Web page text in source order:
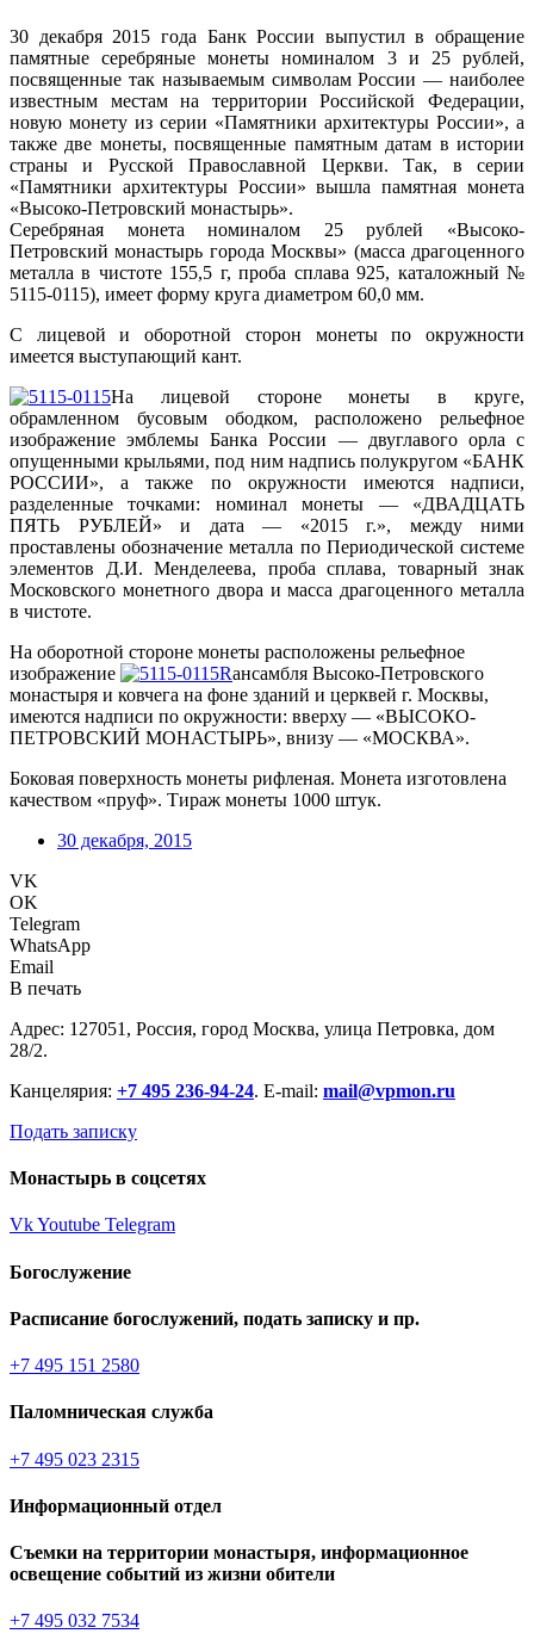
30 декабря 2015 года Банк России выпустил в обращение
памятные серебряные монеты номиналом 3 и 25 рублей,
посвященные так называемым символам России — наиболее
известным местам на территории Российской Федерации,
новую монету из серии «Памятники архитектуры России», а
также две монеты, посвященные памятным датам в истории
страны и Русской Православной Церкви. Так, в серии
«Памятники архитектуры России» вышла памятная монета
«Высоко-Петровский монастырь».
Серебряная монета номиналом 25 рублей «Высоко-
Петровский монастырь города Москвы» (масса драгоценного
металла в чистоте 155,5 г, проба сплава 925, каталожный №
5115-0115), имеет форму круга диаметром 60,0 мм.
С лицевой и оборотной сторон монеты по окружности
имеется выступающий кант.
На лицевой стороне монеты в круге,
обрамленном бусовым ободком, расположено рельефное
изображение эмблемы Банка России — двуглавого орла с
опущенными крыльями, под ним надпись полукругом «БАНК
РОССИИ», а также по окружности имеются надписи,
разделенные точками: номинал монеты — «ДВАДЦАТЬ
ПЯТЬ РУБЛЕЙ» и дата — «2015 г.», между ними
проставлены обозначение металла по Периодической системе
элементов Д.И. Менделеева, проба сплава, товарный знак
Московского монетного двора и масса драгоценного металла
в чистоте.
На оборотной стороне монеты расположены рельефное
изображение
ансамбля Высоко-Петровского
монастыря и ковчега на фоне зданий и церквей г. Москвы,
имеются надписи по окружности: вверху — «ВЫСОКО-
ПЕТРОВСКИЙ МОНАСТЫРЬ», внизу — «МОСКВА».
Боковая поверхность монеты рифленая. Монета изготовлена
качеством «пруф». Тираж монеты 1000 штук.
30 декабря, 2015
VK
OK
Telegram
WhatsApp
Email
В печать
Адрес: 127051, Россия, город Москва, улица Петровка, дом
28/2.
Канцелярия: +7 495 236-94-24. E-mail: mail@vpmon.ru
Подать записку
Монастырь в соцсетях
VkYoutube Telegram
Богослужение
Расписание богослужений, подать записку и пр.
+7 495 151 2580
Паломническая служба
+7 495 023 2315
Информационный отдел
Съемки на территории монастыря, информационное
освещение событий из жизни обители
+7 495 032 7534